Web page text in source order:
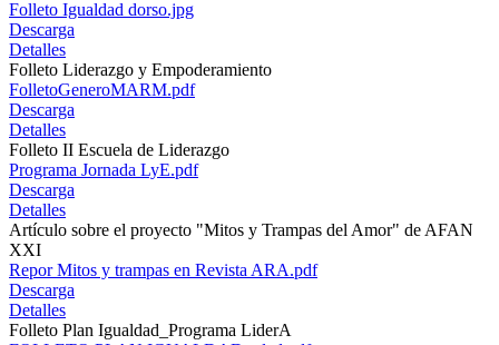
Folleto Igualdad dorso.jpg
Descarga
Detalles
Folleto Liderazgo y Empoderamiento
FolletoGeneroMARM.pdf
Descarga
Detalles
Folleto II Escuela de Liderazgo
Programa Jornada LyE.pdf
Descarga
Detalles
Artículo sobre el proyecto "Mitos y Trampas del Amor" de AFAN
XXI
Repor Mitos y trampas en Revista ARA.pdf
Descarga
Detalles
Folleto Plan Igualdad_Programa LiderA